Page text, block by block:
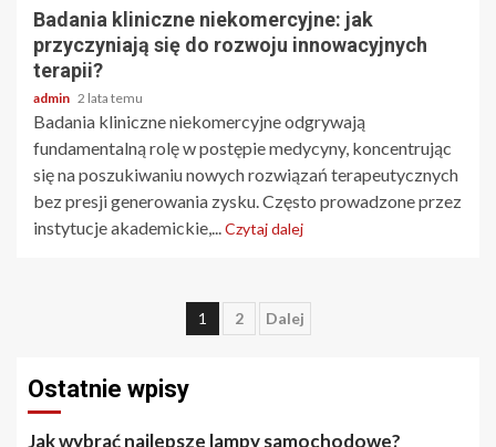
Badania kliniczne niekomercyjne: jak
przyczyniają się do rozwoju innowacyjnych
terapii?
admin 2 lata temu
Badania kliniczne niekomercyjne odgrywają
fundamentalną rolę w postępie medycyny, koncentrując
się na poszukiwaniu nowych rozwiązań terapeutycznych
bez presji generowania zysku. Często prowadzone przez
instytucje akademickie,...Czytaj dalej
Stronicowanie
1 2 Dalej
Ostatnie wpisy
Jak wybrać najlepsze lampy samochodowe?